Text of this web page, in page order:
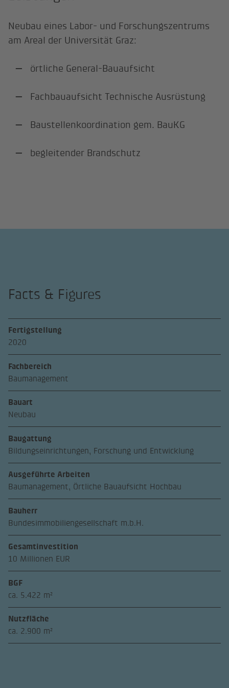
Neubau eines Labor- und Forschungszentrums
am Areal der Universität Graz:
örtliche General-Bauaufsicht
Fachbauaufsicht Technische Ausrüstung
Baustellenkoordination gem. BauKG
begleitender Brandschutz
Facts & Figures
Fertigstellung
2020
Fachbereich
Baumanagement
Bauart
Neubau
Baugattung
Bildungseinrichtungen, Forschung und Entwicklung
Ausgeführte Arbeiten
Baumanagement, Örtliche Bauaufsicht Hochbau
Bauherr
Bundesimmobiliengesellschaft m.b.H.
Gesamtinvestition
10 Millionen EUR
BGF
ca. 5.422 m²
Nutzfläche
ca. 2.900 m²